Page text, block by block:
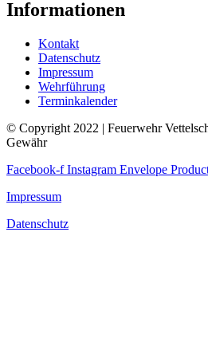
Informationen
Kontakt
Datenschutz
Impressum
Wehrführung
Terminkalender
© Copyright 2022 | Feuerwehr
Gewähr
Facebook-f Instagram Envelope
Impressum
Datenschutz